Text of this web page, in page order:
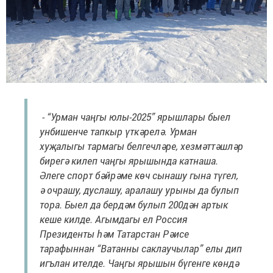
- “Урман чаңгы юлы-2025” ярышлары быел
унбишенче тапкыр үткәрелә. Урман
хуҗалыгы тармагы белгечләре, хезмәттәшләр
бирегә килеп чаңгы ярышында катнаша.
Әлеге спорт бәйрәме көч сынашу гына түгел,
ә очрашу, дуслашу, аралашу урыны да булып
тора. Быел да бердәм булып 200дән артык
кеше килде. Агымдагы ел Россия
Президенты һәм Татарстан Рәисе
тарафыннан “Ватанны саклаучылар” елы дип
игълан ителде. Чаңгы ярышын бүгенге көндә